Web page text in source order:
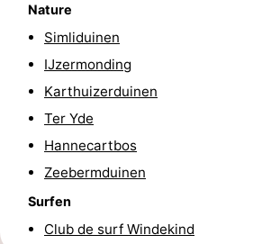
vélo
Randonnée
Équitation
Terrains
Surfen
Événements
Nature
Simliduinen
IJzermonding
Karthuizerduinen
Ter Yde
Hannecartbos
Zeebermduinen
Surfen
Club de surf Windekind